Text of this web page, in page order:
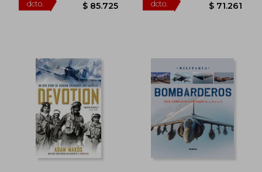
45% $ 155.864 45%